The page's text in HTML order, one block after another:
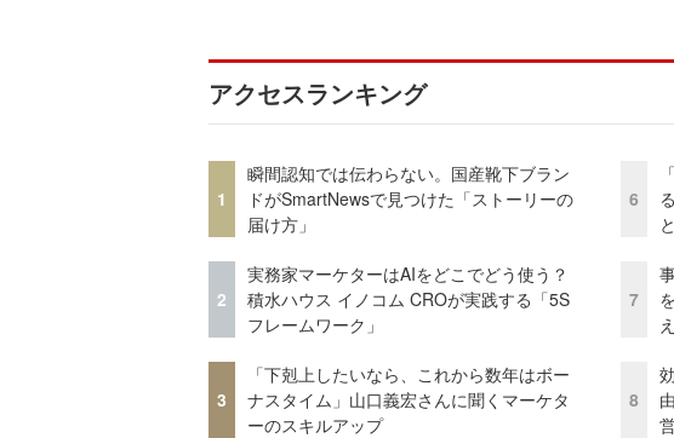
アクセスランキング
1
瞬間認知では伝わらない。国産靴下ブラン
ドがSmartNewsで見つけた「ストーリーの
届け方」
2
実務家マーケターはAIをどこでどう使う？
積水ハウス イノコム CROが実践する「5S
フレームワーク」
3
「下剋上したいなら、これから数年はボー
ナスタイム」山口義宏さんに聞くマーケタ
ーのスキルアップ
6
7
8